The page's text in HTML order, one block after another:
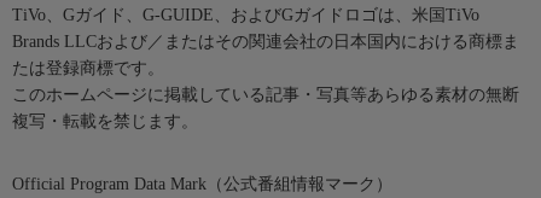
TiVo、Gガイド、G-GUIDE、およびGガイドロゴは、米国TiVo
Brands LLCおよび／またはその関連会社の日本国内における商標ま
たは登録商標です。
このホームページに掲載している記事・写真等あらゆる素材の無断
複写・転載を禁じます。
Official Program Data Mark（公式番組情報マーク）